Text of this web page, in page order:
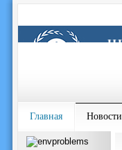
Главная Новости